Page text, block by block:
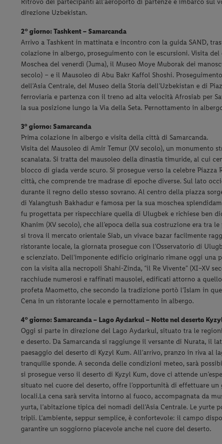
direzione Uzbekistan.
2° giorno:Tashkent – Samarcanda
Arrivo a Tashkent in mattinata e incontro con la guida SAND,
colazione in albergo, proseguimento con le escursioni. Visita
Moschea del venerdì (Juma), il Museo Moye Muborak dei
secolo) – e il Mausoleo di Abu Bakr Kaffol Shoshi.
dell’Asia Centrale, del Museo della Storia dell’Uzbekistan e di
ferroviaria e partenza con il treno ad alta velocità Afrosiab per
la sua posizione lungo la Via della Seta. Pernottamento in
3° giorno: Samarcanda
Prima colazione in albergo e visita della città di Samarcanda.
Visita del Mausoleo di Amir Temur (XV secolo), un monumento
scanalata. Si tratta del mausoleo della dinastia timuride, al cui
blocco di giada verde scuro. Si prosegue verso la celebre
città, che comprende tre madrase di epoche diverse. Sul lato
durante il regno dello stesso sovrano. Al centro della piazza
di Yalangtush Bakhadur e famosa per la sua moschea
fu progettata per rispecchiare quella di Ulugbek e richiese ben
Khanim (XV secolo), che all’epoca della sua costruzione era
si trova il mercato orientale Siab, un vivace bazar facilmente
ristorante locale, la giornata prosegue con l’Osservatorio di
e scienziato. Dell’imponente edificio originario rimane oggi una
con la visita alla necropoli Shahi-Zinda, “il Re Vivente” (XI–XV
racchiude numerosi e raffinati mausolei, edificati attorno a
profeta Maometto, che secondo la tradizione portò l’Islam in
Cena in un ristorante locale e pernottamento in albergo.
4° giorno:Samarcanda – Lago Aydarkul – Notte nel deserto
Oggi si parte in direzione del Lago Aydarkul, situato tra le
e deserto. Da Samarcanda si raggiunge il versante di Nurata, il
paesaggio del deserto di Kyzyl Kum. All’arrivo, pranzo in riva al
tranquille sponde. A seconda delle condizioni meteo, sarà
si prosegue verso il deserto di Kyzyl Kum, dove ci attende
situato nel cuore del deserto, offre l’opportunità di effettuare
locali.La cena sarà servita intorno al fuoco, accompagnata da
yurta, l’abitazione tipica dei nomadi dell’Asia Centrale. Le
tripli. L’ambiente, seppur semplice, è confortevole: il campo
garantire un soggiorno piacevole anche nel cuore del deserto.